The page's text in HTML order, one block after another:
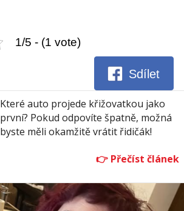
1/5 - (1 vote)
Sdílet
Které auto projede křižovatkou jako
první? Pokud odpovíte špatně, možná
byste měli okamžitě vrátit řidičák!